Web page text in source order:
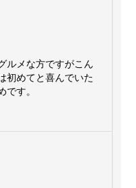
ルメな方ですがこん
初めてと喜んでいた
です。